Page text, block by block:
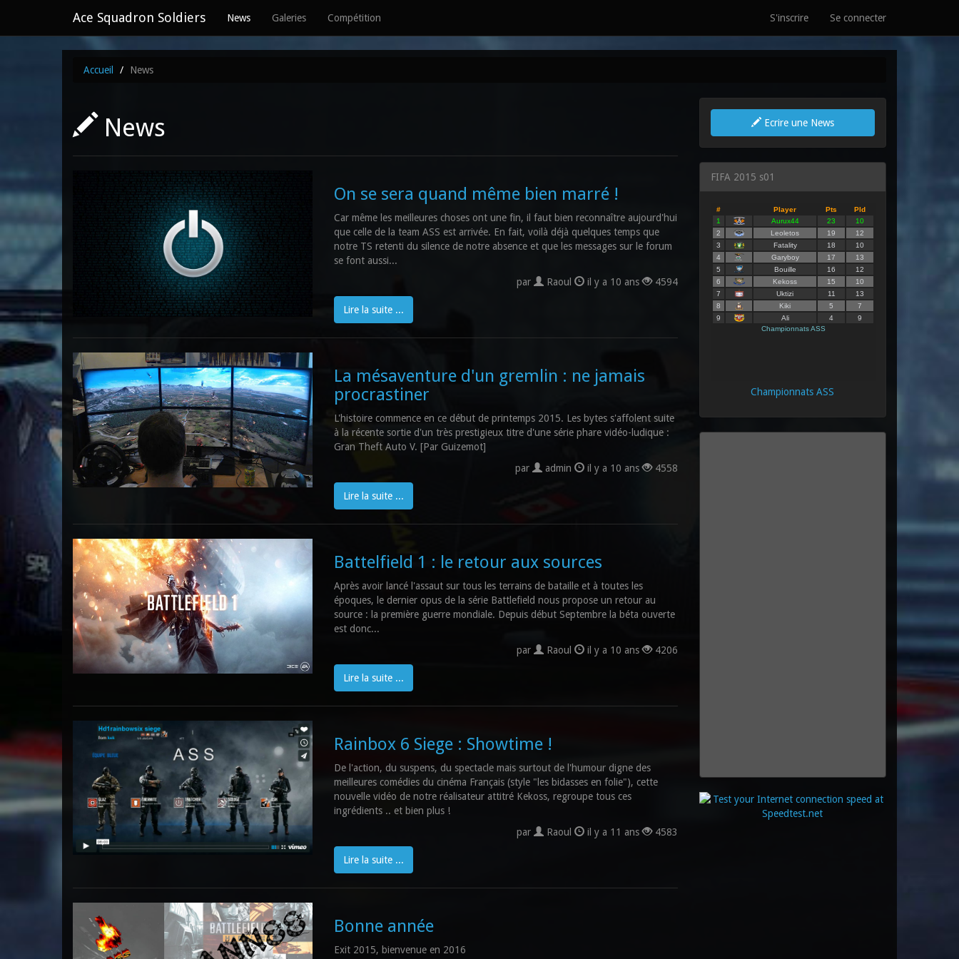
Ace Squadron Soldiers News Galeries Compétition S'inscrire Se connecter
Accueil News
News
On se sera quand même bien marré !
Car même les meilleures choses ont une fin, il faut bien reconnaître aujourd'hui
que celle de la team ASS est arrivée. En fait, voilà déjà quelques temps que
notre TS retenti du silence de notre absence et que les messages sur le forum
se font aussi...
par
Raoul il y a 10 ans 4594
Lire la suite ...
La mésaventure d'un gremlin : ne jamais
procrastiner
L'histoire commence en ce début de printemps 2015. Les bytes s'affolent suite
à la récente sortie d'un très prestigieux titre d'une série phare vidéo-ludique :
Gran Theft Auto V. [Par Guizemot]
par
admin il y a 10 ans 4558
Lire la suite ...
Battelfield 1 : le retour aux sources
Après avoir lancé l'assaut sur tous les terrains de bataille et à toutes les
époques, le dernier opus de la série Battlefield nous propose un retour au
source : la première guerre mondiale. Depuis début Septembre la béta ouverte
est donc...
par
Raoul il y a 10 ans 4206
Lire la suite ...
Rainbox 6 Siege : Showtime !
De l'action, du suspens, du spectacle mais surtout de l'humour digne des
meilleures comédies du cinéma Français (style "les bidasses en folie"), cette
nouvelle vidéo de notre réalisateur attitré Kekoss, regroupe tous ces
ingrédients .. et bien plus !
par
Raoul il y a 11 ans 4583
Lire la suite ...
Bonne année
Exit 2015, bienvenue en 2016
Ecrire une News
FIFA 2015 s01
Championnats ASS